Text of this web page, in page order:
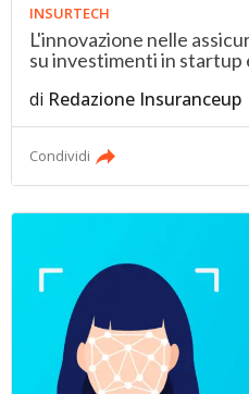
INSURTECH
L'innovazione nelle
su investimenti in
di Redazione Insuranceup
Condividi